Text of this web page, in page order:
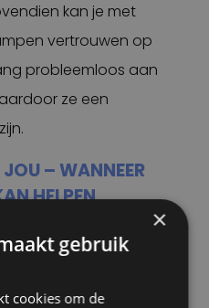
kan je met
vertrouwen op
probleemloos aan
ze een
– WANNEER
HELPEN
in verschillende
door haar
Lights. Wij bieden
×
gebruik
cookies om de